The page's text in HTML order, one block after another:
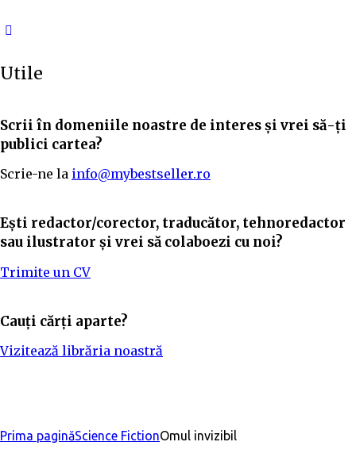
facebook-
Utile
Scrii în domeniile noastre de interes și vrei să-ți
publici cartea?
Scrie-ne la info@mybestseller.ro
Ești redactor/corector, traducător, tehnoredactor
sau ilustrator și vrei să colaboezi cu noi?
Trimite un CV
Cauți cărți aparte?
Vizitează librăria noastră
Prima paginăScience FictionOmul invizibil